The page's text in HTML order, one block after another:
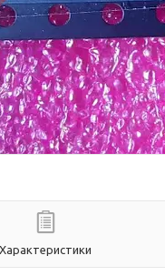
Характеристики